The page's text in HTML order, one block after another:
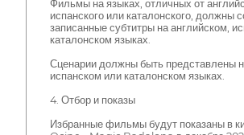
Фильмы на языках, отличных от
испанского или каталонского, должны
записанные субтитры на английском,
каталонском языках.
Сценарии должны быть представлены
испанском или каталонском языках.
4. Отбор и показы
Избранные фильмы будут показаны в